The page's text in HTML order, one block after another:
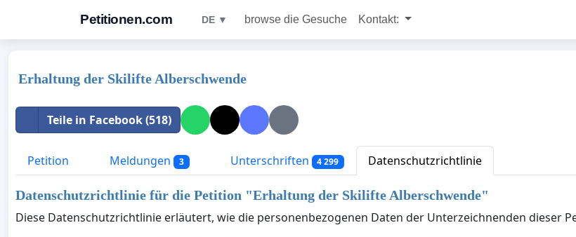
Petitionen.com DE ▼ browse die Gesuche Kontakt:
Erhaltung der Skilifte Alberschwende
Teile in Facebook (518)
Petition Meldungen 3 Unterschriften 4 299 Datenschutzrichtlinie
Datenschutzrichtlinie für die Petition "Erhaltung der Skilifte Alberschwende"
Diese Datenschutzrichtlinie erläutert, wie die personenbezogenen Daten der Unterzeichnenden dieser